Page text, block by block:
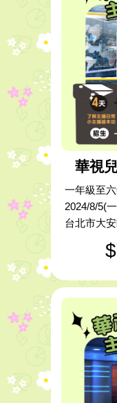
華視
一年級至
2024/8/5(
台北市大
$